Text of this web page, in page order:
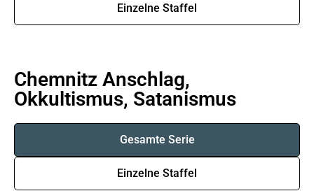
Einzelne Staffel
Chemnitz Anschlag,
Okkultismus, Satanismus
Gesamte Serie
Einzelne Staffel